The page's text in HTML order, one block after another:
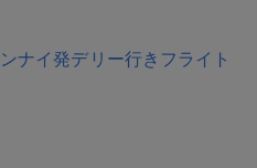
ナイ発デリー行きフライト